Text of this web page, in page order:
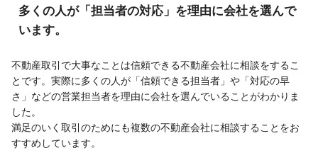
多くの人が「担当者の対応」を理由に会社を選んで
います。
不動産取引で大事なことは信頼できる不動産会社に相談をするこ
とです。実際に多くの人が「信頼できる担当者」や「対応の早
さ」などの営業担当者を理由に会社を選んでいることがわかりま
した。
満足のいく取引のためにも複数の不動産会社に相談することをお
すすめしています。